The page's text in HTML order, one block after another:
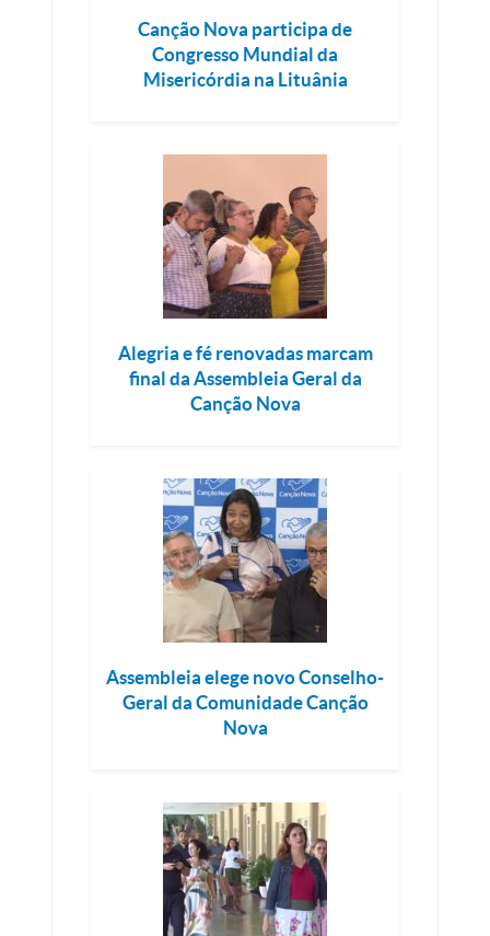
Canção Nova participa de
Congresso Mundial da
Misericórdia na Lituânia
Alegria e fé renovadas marcam
final da Assembleia Geral da
Canção Nova
Assembleia elege novo Conselho-
Geral da Comunidade Canção
Nova